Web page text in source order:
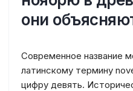
они
Современное название
латинскому термину
цифру девять.